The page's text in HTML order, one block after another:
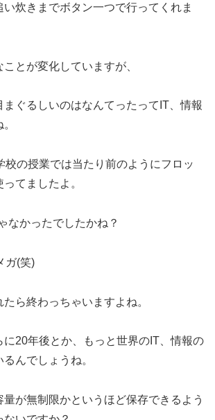
炊きまでボタン一つで行ってくれま
とが変化していますが、
まぐるしいのはなんてったってIT、情報
校の授業では当たり前のようにフロッ
てましたよ。
なかったでしたかね？
ガ(笑)
ら終わっちゃいますよね。
に20年後とか、もっと世界のIT、情報の
んでしょうね。
が無制限かというほど保存できるよう